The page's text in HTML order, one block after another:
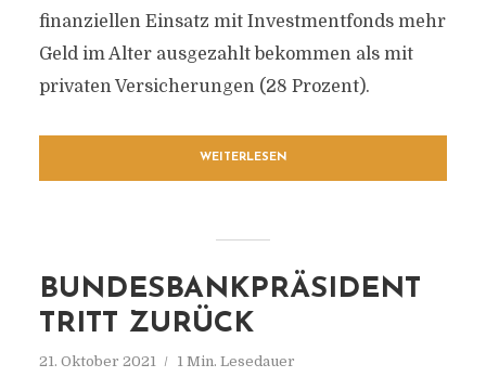
finanziellen Einsatz mit Investmentfonds mehr
Geld im Alter ausgezahlt bekommen als mit
privaten Versicherungen (28 Prozent).
WEITERLESEN
BUNDESBANKPRÄSIDENT
TRITT ZURÜCK
21. Oktober 2021 1 Min. Lesedauer